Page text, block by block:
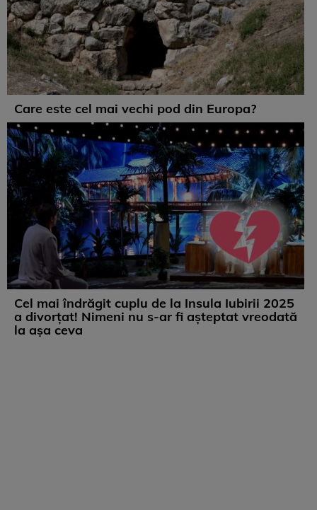
Care este cel mai vechi pod din Europa?
Cel mai îndrăgit cuplu de la Insula Iubirii 2025
a divorțat! Nimeni nu s-ar fi așteptat vreodată
la așa ceva